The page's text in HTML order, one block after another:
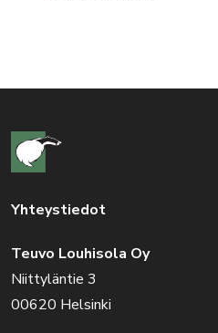
Yhteystiedot
Teuvo Louhisola Oy
Niittyläntie 3
00620 Helsinki